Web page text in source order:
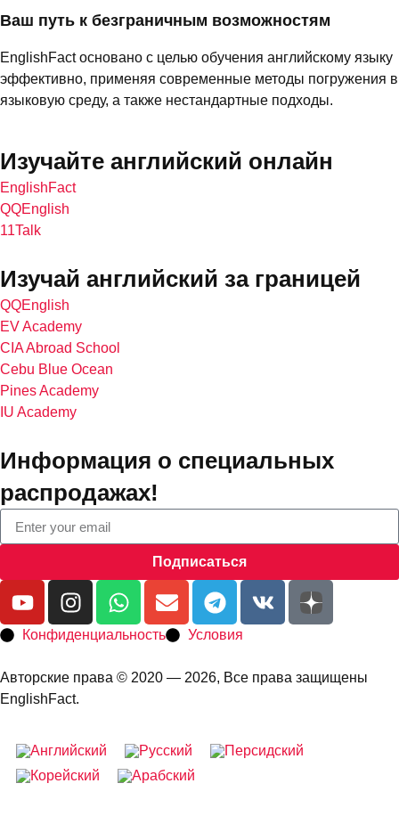
Ваш путь к безграничным возможностям
EnglishFact основано с целью обучения английскому языку
эффективно, применяя современные методы погружения в
языковую среду, а также нестандартные подходы.
Изучайте английский онлайн
EnglishFact
QQEnglish
11Talk
Изучай английский за границей
QQEnglish
EV Academy
CIA Abroad School
Cebu Blue Ocean
Pines Academy
IU Academy
Информация о специальных
распродажах!
Подписаться
Конфиденциальность Условия
Авторские права © 2020 — 2026, Все права защищены
EnglishFact.